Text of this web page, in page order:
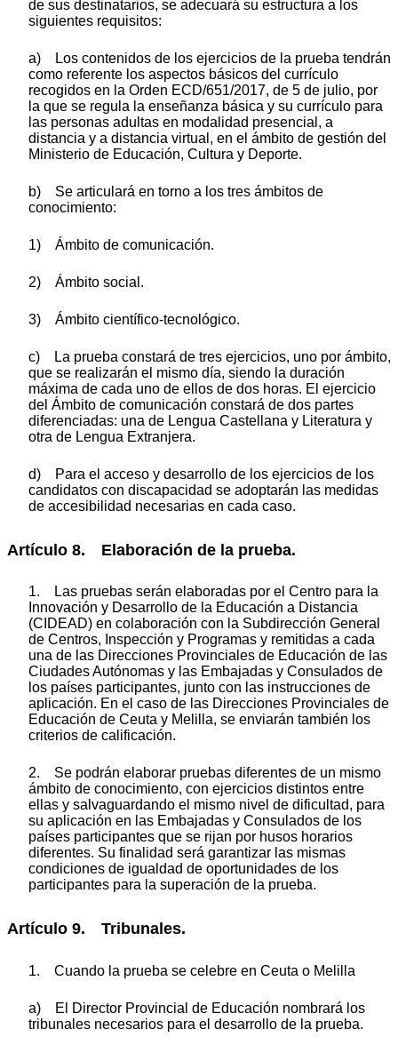
de sus destinatarios, se adecuará su estructura a los
siguientes requisitos:
a) Los contenidos de los ejercicios de la prueba tendrán
como referente los aspectos básicos del currículo
recogidos en la Orden ECD/651/2017, de 5 de julio, por
la que se regula la enseñanza básica y su currículo para
las personas adultas en modalidad presencial, a
distancia y a distancia virtual, en el ámbito de gestión del
Ministerio de Educación, Cultura y Deporte.
b) Se articulará en torno a los tres ámbitos de
conocimiento:
1) Ámbito de comunicación.
2) Ámbito social.
3) Ámbito científico-tecnológico.
c) La prueba constará de tres ejercicios, uno por ámbito,
que se realizarán el mismo día, siendo la duración
máxima de cada uno de ellos de dos horas. El ejercicio
del Ámbito de comunicación constará de dos partes
diferenciadas: una de Lengua Castellana y Literatura y
otra de Lengua Extranjera.
d) Para el acceso y desarrollo de los ejercicios de los
candidatos con discapacidad se adoptarán las medidas
de accesibilidad necesarias en cada caso.
Artículo 8. Elaboración de la prueba.
1. Las pruebas serán elaboradas por el Centro para la
Innovación y Desarrollo de la Educación a Distancia
(CIDEAD) en colaboración con la Subdirección General
de Centros, Inspección y Programas y remitidas a cada
una de las Direcciones Provinciales de Educación de las
Ciudades Autónomas y las Embajadas y Consulados de
los países participantes, junto con las instrucciones de
aplicación. En el caso de las Direcciones Provinciales de
Educación de Ceuta y Melilla, se enviarán también los
criterios de calificación.
2. Se podrán elaborar pruebas diferentes de un mismo
ámbito de conocimiento, con ejercicios distintos entre
ellas y salvaguardando el mismo nivel de dificultad, para
su aplicación en las Embajadas y Consulados de los
países participantes que se rijan por husos horarios
diferentes. Su finalidad será garantizar las mismas
condiciones de igualdad de oportunidades de los
participantes para la superación de la prueba.
Artículo 9. Tribunales.
1. Cuando la prueba se celebre en Ceuta o Melilla
a) El Director Provincial de Educación nombrará los
tribunales necesarios para el desarrollo de la prueba.